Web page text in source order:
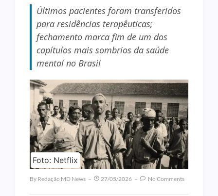
Últimos pacientes foram transferidos
para residências terapêuticas;
fechamento marca fim de um dos
capítulos mais sombrios da saúde
mental no Brasil
Foto: Netflix
By Redação MD News 27/05/2026 No Comments